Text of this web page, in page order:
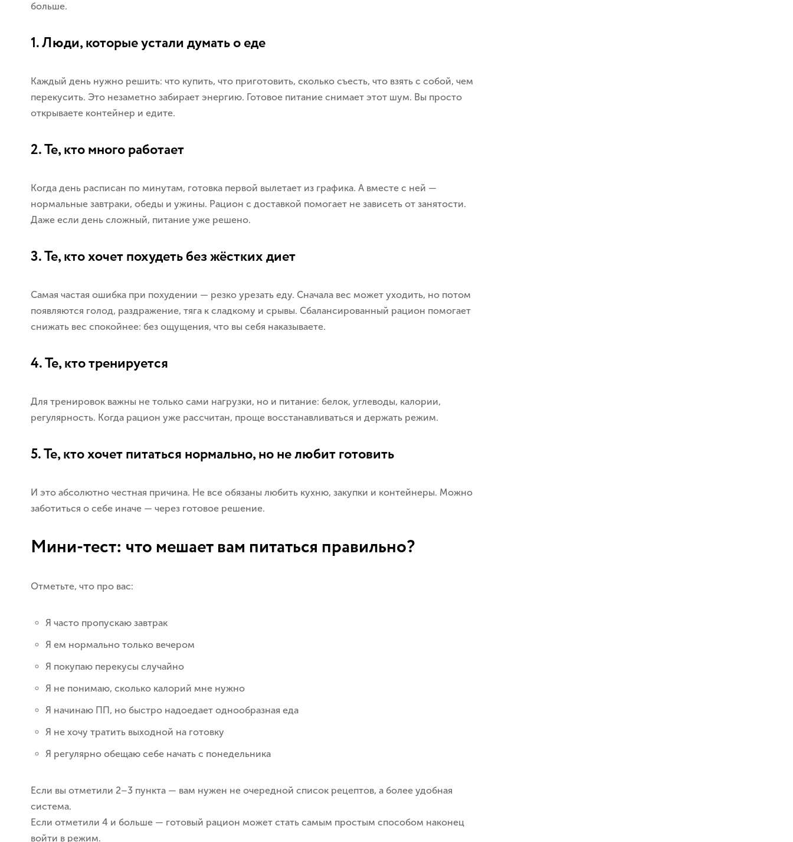
больше.
1. Люди, которые устали думать о еде
Каждый день нужно решить: что купить, что приготовить, сколько съесть, что взять с собой, чем
перекусить. Это незаметно забирает энергию. Готовое питание снимает этот шум. Вы просто
открываете контейнер и едите.
2. Те, кто много работает
Когда день расписан по минутам, готовка первой вылетает из графика. А вместе с ней —
нормальные завтраки, обеды и ужины. Рацион с доставкой помогает не зависеть от занятости.
Даже если день сложный, питание уже решено.
3. Те, кто хочет похудеть без жёстких диет
Самая частая ошибка при похудении — резко урезать еду. Сначала вес может уходить, но потом
появляются голод, раздражение, тяга к сладкому и срывы. Сбалансированный рацион помогает
снижать вес спокойнее: без ощущения, что вы себя наказываете.
4. Те, кто тренируется
Для тренировок важны не только сами нагрузки, но и питание: белок, углеводы, калории,
регулярность. Когда рацион уже рассчитан, проще восстанавливаться и держать режим.
5. Те, кто хочет питаться нормально, но не любит готовить
И это абсолютно честная причина. Не все обязаны любить кухню, закупки и контейнеры. Можно
заботиться о себе иначе — через готовое решение.
Мини-тест: что мешает вам питаться правильно?
Отметьте, что про вас:
Я часто пропускаю завтрак
Я ем нормально только вечером
Я покупаю перекусы случайно
Я не понимаю, сколько калорий мне нужно
Я начинаю ПП, но быстро надоедает однообразная еда
Я не хочу тратить выходной на готовку
Я регулярно обещаю себе начать с понедельника
Если вы отметили 2–3 пункта — вам нужен не очередной список рецептов, а более удобная
система.
Если отметили 4 и больше — готовый рацион может стать самым простым способом наконец
войти в режим.